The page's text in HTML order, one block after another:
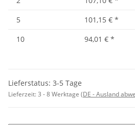
5
101,15 € *
10
94,01 € *
Lieferstatus: 3-5 Tage
Lieferzeit:3 - 8 Werktage (DE - Ausland